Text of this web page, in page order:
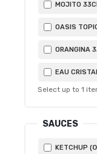
MOJITO
OASIS
ORANGINA
EAU
Select up to 1
SAUCES
KETCHUP (0